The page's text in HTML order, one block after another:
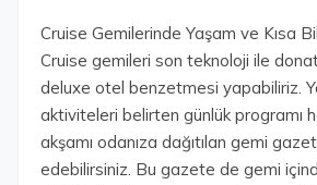
Cruise Gemilerinde Yaşam ve Kısa
Cruise gemileri son teknoloji ile
deluxe otel benzetmesi yapabiliriz.
aktiviteleri belirten günlük programı
akşamı odanıza dağıtılan gemi
edebilirsiniz. Bu gazete de gemi